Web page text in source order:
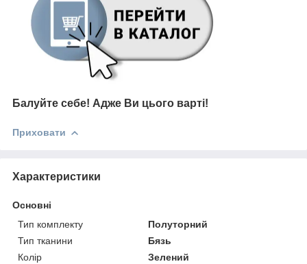
Балуйте себе! Адже Ви цього варті!
Приховати
Характеристики
Основні
Тип комплекту
Полуторний
Тип тканини
Бязь
Колір
Зелений